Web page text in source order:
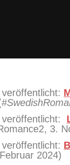
veröffentlicht:
3.
2024)